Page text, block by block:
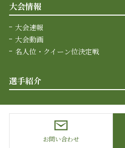
大会情報
大会速報
大会動画
名人位・クイーン位決定戦
選手紹介
お問い合わせ